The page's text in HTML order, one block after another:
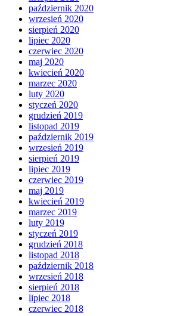
październik 2020
wrzesień 2020
sierpień 2020
lipiec 2020
czerwiec 2020
maj 2020
kwiecień 2020
marzec 2020
luty 2020
styczeń 2020
grudzień 2019
listopad 2019
październik 2019
wrzesień 2019
sierpień 2019
lipiec 2019
czerwiec 2019
maj 2019
kwiecień 2019
marzec 2019
luty 2019
styczeń 2019
grudzień 2018
listopad 2018
październik 2018
wrzesień 2018
sierpień 2018
lipiec 2018
czerwiec 2018